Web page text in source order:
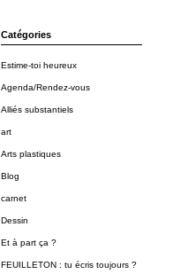
Catégories
Estime-toi heureux
Agenda/Rendez-vous
Alliés substantiels
art
Arts plastiques
Blog
carnet
Dessin
Et à part ça ?
FEUILLETON : tu écris toujours ?